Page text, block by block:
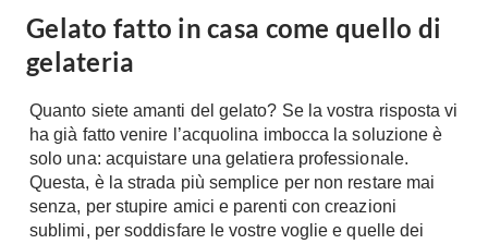
Soggiorno
Mobili Soggiorno
Vetrine
Pareti Attrezzate
Porta Tv
Contatti
Climatizzatori
Deumidificatori
Chiller
Pompe di calore
Ecologia
Gelato fatto in casa come quello di
gelateria
Quanto siete amanti del gelato? Se la vostra risposta vi
ha già fatto venire l’acquolina imbocca la soluzione è
solo una: acquistare una gelatiera professionale.
Questa, è la strada più semplice per non restare mai
senza, per stupire amici e parenti con creazioni
sublimi, per soddisfare le vostre voglie e quelle dei